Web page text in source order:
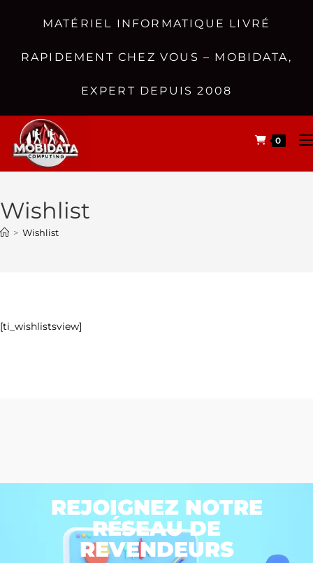
MATÉRIEL INFORMATIQUE LIVRÉ
RAPIDEMENT CHEZ VOUS – MOBIDATA,
EXPERT DEPUIS 2008
0
Wishlist
> Wishlist
[ti_wishlistsview]
REJOIGNEZ NOTRE
RÉSEAU DE
REVENDEURS